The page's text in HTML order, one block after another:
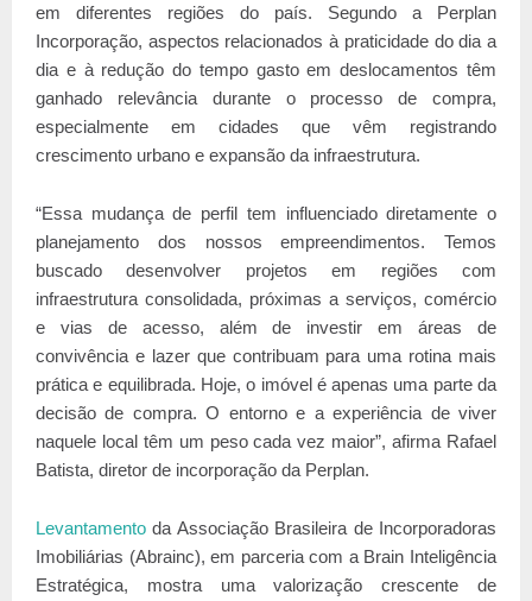
em diferentes regiões do país. Segundo a Perplan
Incorporação, aspectos relacionados à praticidade do dia a
dia e à redução do tempo gasto em deslocamentos têm
ganhado relevância durante o processo de compra,
especialmente em cidades que vêm registrando
crescimento urbano e expansão da infraestrutura.
“Essa mudança de perfil tem influenciado diretamente o
planejamento dos nossos empreendimentos. Temos
buscado desenvolver projetos em regiões com
infraestrutura consolidada, próximas a serviços, comércio
e vias de acesso, além de investir em áreas de
convivência e lazer que contribuam para uma rotina mais
prática e equilibrada. Hoje, o imóvel é apenas uma parte da
decisão de compra. O entorno e a experiência de viver
naquele local têm um peso cada vez maior”, afirma Rafael
Batista, diretor de incorporação da Perplan.
Levantamento da Associação Brasileira de Incorporadoras
Imobiliárias (Abrainc), em parceria com a Brain Inteligência
Estratégica, mostra uma valorização crescente de